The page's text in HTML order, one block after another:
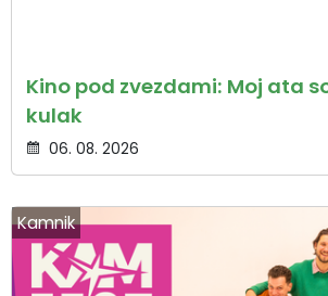
Kino pod zvezdami: Moj ata
kulak
06. 08. 2026
Kamnik